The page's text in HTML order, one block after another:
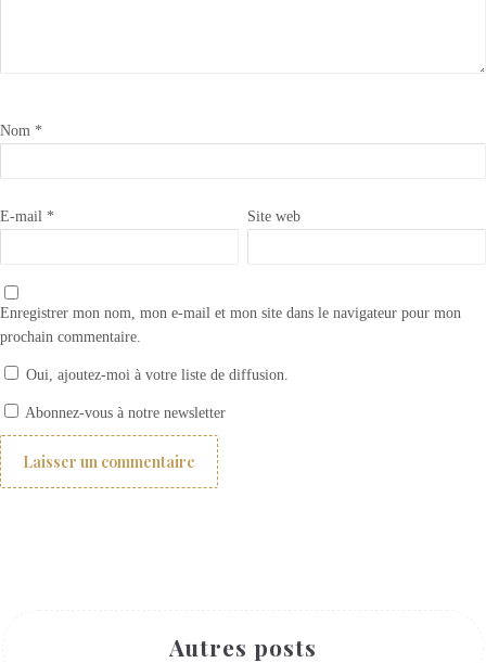
Nom *
E-mail * Site web
Enregistrer mon nom, mon e-mail et mon site dans le navigateur pour mon
prochain commentaire.
Oui, ajoutez-moi à votre liste de diffusion.
Abonnez-vous à notre newsletter
Autres posts